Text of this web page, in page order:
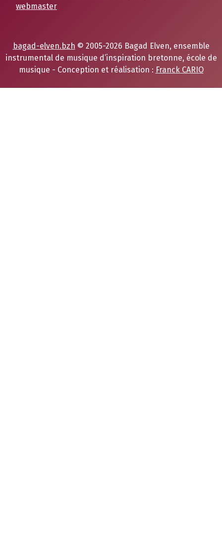
webmaster
bagad-elven.bzh © 2005-2026 Bagad Elven, ensemble
instrumental de musique d’inspiration bretonne, école de
musique - Conception et réalisation : Franck CARIO